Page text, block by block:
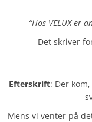
“Hos VELUX er
Det skriver
Efterskrift: Der
Mens vi venter på